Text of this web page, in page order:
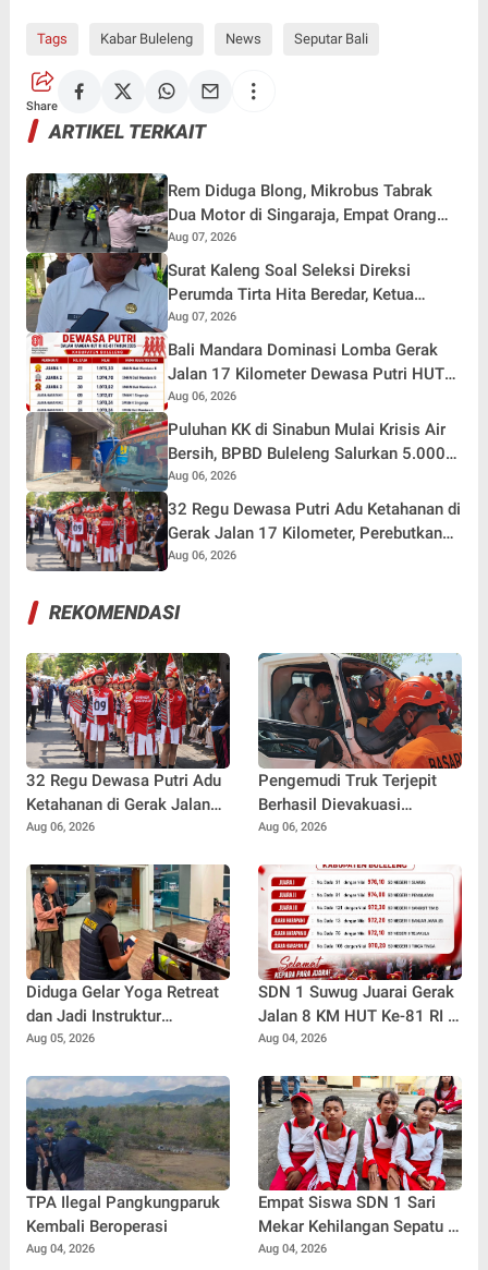
Tags Kabar Buleleng News Seputar Bali
Share
ARTIKEL TERKAIT
Rem Diduga Blong, Mikrobus Tabrak
Dua Motor di Singaraja, Empat Orang
Terluka
Aug 07, 2026
Surat Kaleng Soal Seleksi Direksi
Perumda Tirta Hita Beredar, Ketua
Pansel: Kenapa Tidak Gunakan Masa
Sanggah?
Aug 07, 2026
Bali Mandara Dominasi Lomba Gerak
Jalan 17 Kilometer Dewasa Putri HUT
RI ke-81 di Buleleng
Aug 06, 2026
Puluhan KK di Sinabun Mulai Krisis Air
Bersih, BPBD Buleleng Salurkan 5.000
Liter Air dan Siaga Hadapi Dampak
Kemarau
Aug 06, 2026
32 Regu Dewasa Putri Adu Ketahanan di
Gerak Jalan 17 Kilometer, Perebutkan
Hadiah Rp82,5 Juta pada HUT RI ke-81
Aug 06, 2026
REKOMENDASI
32 Regu Dewasa Putri Adu
Ketahanan di Gerak Jalan
17 Kilometer, Perebutkan
HUT RI ke-81
Aug 06, 2026
Pengemudi Truk Terjepit
Berhasil Dievakuasi
Selamat, Tim SAR Gunakan
Aug 06, 2026
Diduga Gelar Yoga Retreat
dan Jadi Instruktur
Meditasi, WNA Australia
Singaraja
Aug 05, 2026
SDN 1 Suwug Juarai Gerak
Jalan 8 KM HUT Ke-81 RI di
Buleleng
Aug 04, 2026
TPA Ilegal Pangkungparuk
Kembali Beroperasi
Aug 04, 2026
Empat Siswa SDN 1 Sari
Mekar Kehilangan Sepatu di
Tengah Lomba, Tetap
Aug 04, 2026